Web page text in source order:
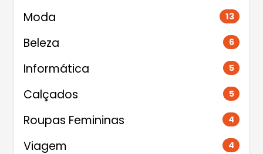
Moda 13
Beleza 6
Informática 5
Calçados 5
Roupas Femininas 4
Viagem 4